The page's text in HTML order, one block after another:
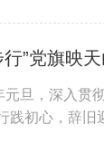
”党旗映
旦，深入
初心，辞旧